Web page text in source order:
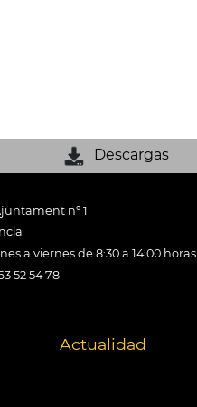
Descargas
nº 1
a viernes de 8:30 a 14:00 horas
52 54 78
Actualidad